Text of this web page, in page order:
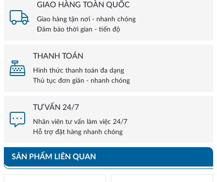
GIAO HÀNG TOÀN QUỐC
Giao hàng tận nơi - nhanh chóng
Đảm bảo thời gian - tiến độ
THANH TOÁN
Hình thức thanh toán đa dạng
Thủ tục đơn giản - nhanh chóng
TƯ VẤN 24/7
Nhân viên tư vấn làm việc 24/7
Hỗ trợ đặt hàng nhanh chóng
SẢN PHẨM LIÊN QUAN